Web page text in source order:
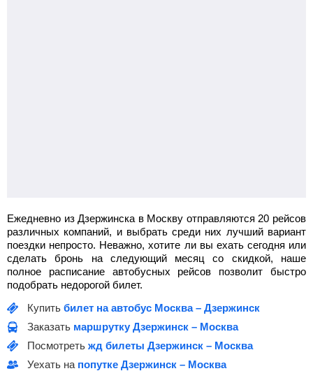
Ежедневно из Дзержинска в Москву отправляются 20 рейсов
различных компаний, и выбрать среди них лучший вариант
поездки непросто. Неважно, хотите ли вы ехать сегодня или
сделать бронь на следующий месяц со скидкой, наше
полное расписание автобусных рейсов позволит быстро
подобрать недорогой билет.
Купить билет на автобус Москва – Дзержинск
Заказать маршрутку Дзержинск – Москва
Посмотреть жд билеты Дзержинск – Москва
Уехать на попутке Дзержинск – Москва